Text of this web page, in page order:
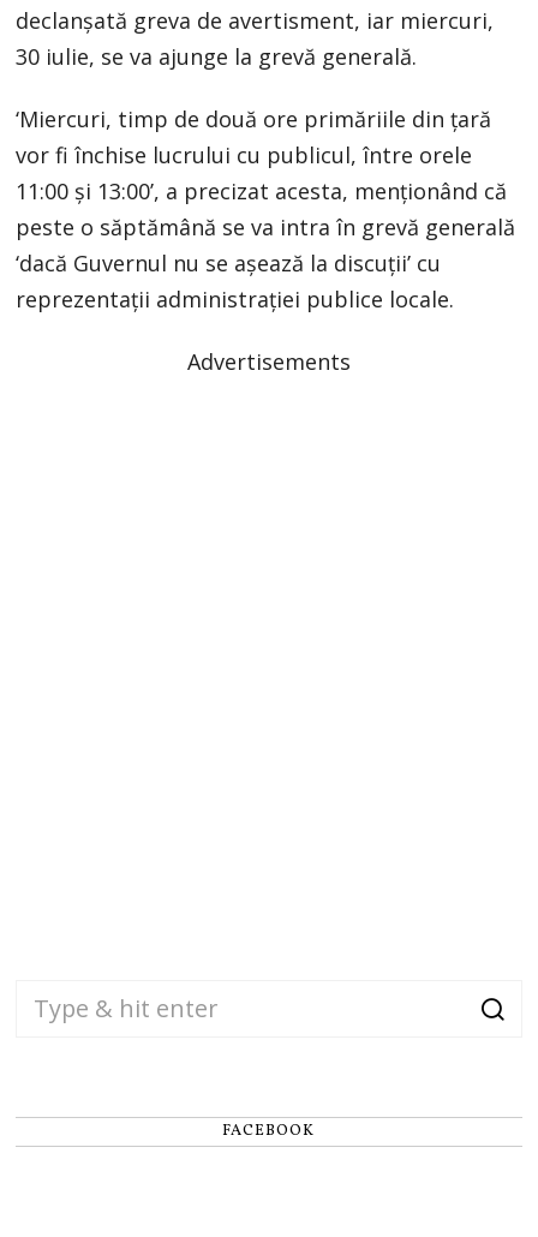
declanșată greva de avertisment, iar miercuri,
30 iulie, se va ajunge la grevă generală.
‘Miercuri, timp de două ore primăriile din țară
vor fi închise lucrului cu publicul, între orele
11:00 și 13:00’, a precizat acesta, menționând că
peste o săptămână se va intra în grevă generală
‘dacă Guvernul nu se așează la discuții’ cu
reprezentații administrației publice locale.
Advertisements
FACEBOOK